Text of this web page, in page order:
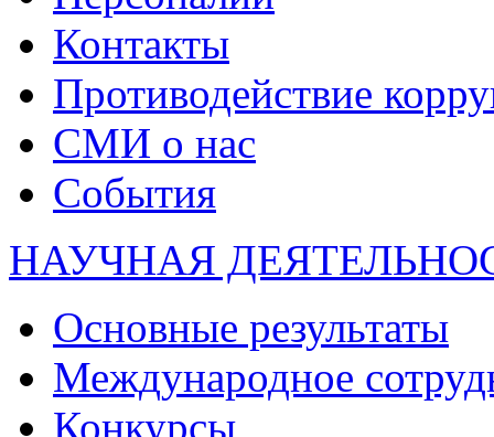
Контакты
Противодействие
СМИ о нас
События
НАУЧНАЯ
Основные результаты
Международное
Конкурсы